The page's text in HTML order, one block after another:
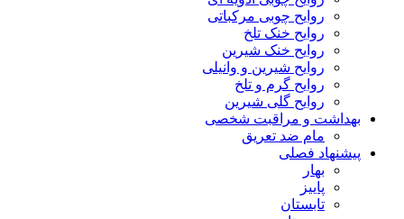
روایح چوبی مرکباتی
روایح خنک تلخ
روایح خنک شیرین
روایح شیرین و وانیلی
روایح گرم و تلخ
روایح گلی شیرین
بهداشت و مراقبت شخصی
مام ضد تعریق
پیشنهاد فصلی
بهار
پاییز
تابستان